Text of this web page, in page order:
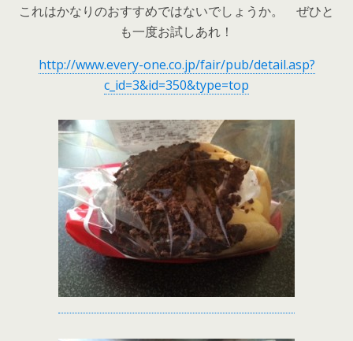
これはかなりのおすすめではないでしょうか。 ぜひと
も一度お試しあれ！
http://www.every-one.co.jp/fair/pub/detail.asp?
c_id=3&id=350&type=top